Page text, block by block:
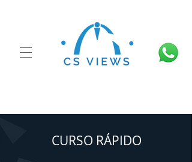
CURSO RÁPIDO